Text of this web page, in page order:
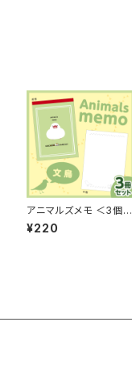
アニマルズメモ ＜3個セ
ット＞
¥220